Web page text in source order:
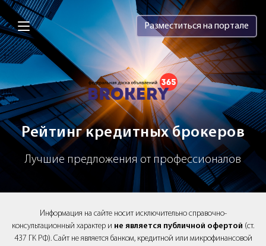
Brokery365 - Рейтинг кредитных
Разместиться на портале
Рейтинг кредитных брокеров
Лучшие предложения от профессионалов
Информация на сайте носит исключительно справочно-
консультационный характер и не является публичной офертой (ст.
437 ГК РФ). Сайт не является банком, кредитной или микрофинансовой